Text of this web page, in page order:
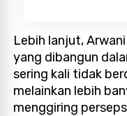
Lebih lanjut,
yang dibangun
sering kali tidak
melainkan lebih
menggiring